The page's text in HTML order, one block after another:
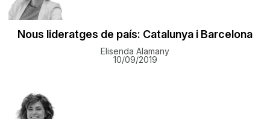
Nous lideratges de país: Catalunya i Barcelona
Elisenda Alamany
10/09/2019